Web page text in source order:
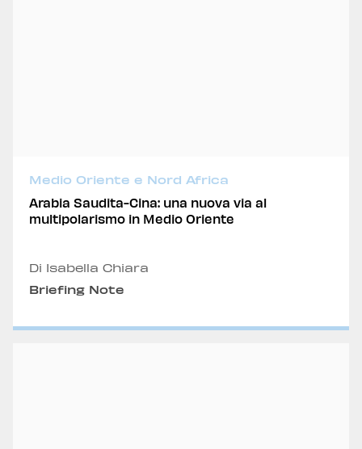
Medio Oriente e Nord Africa
Arabia Saudita-Cina: una nuova via al
multipolarismo in Medio Oriente
Di Isabella Chiara
Briefing Note